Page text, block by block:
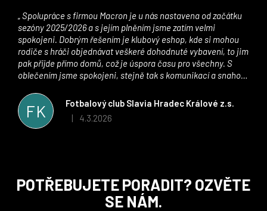
FK
Fotbalový club Slavia Hradec Králové z.s.
Hodnocení obchodu je 5 z 5 hvězdiček.
| 4.3.2026
sezóny 2025/2026 a s jejím plněním jsme zatím velmi
spokojeni. Dobrým řešením je klubový eshop, kde si mohou
rodiče s hráči objednávat veškeré dohodnuté vybavení, to jim
pak přijde přímo domů, což je úspora času pro všechny. S
oblečením jsme spokojeni, stejně tak s komunikací a snahou
stran. Věříme, že v tomto duchu bude spolupráce pokračovat
i nadále, nyní už začínáme řešit i první sady dresů ;)
POTŘEBUJETE PORADIT? OZVĚTE
SE NÁM.